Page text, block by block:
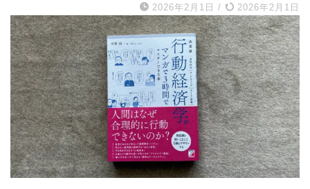
2026年2月1日 / 2026年2月1日